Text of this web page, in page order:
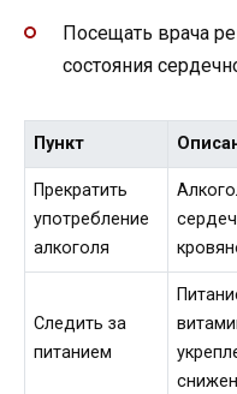
Посещать врача
состояния
Пункт
Прекратить
употребление
алкоголя
Следить за
питанием